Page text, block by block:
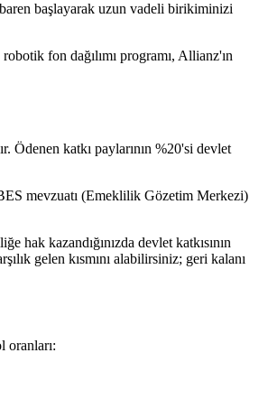
başlayarak uzun vadeli birikiminizi
fon dağılımı programı, Allianz'ın
Ödenen katkı paylarının %20'si devlet
mevzuatı (Emeklilik Gözetim Merkezi)
hak kazandığınızda devlet katkısının
gelen kısmını alabilirsiniz; geri kalanı
oranları: